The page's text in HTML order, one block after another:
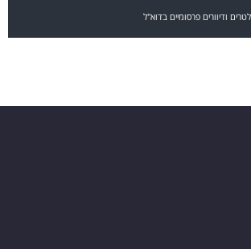
ודיוורים פרסומיים בדוא"ל